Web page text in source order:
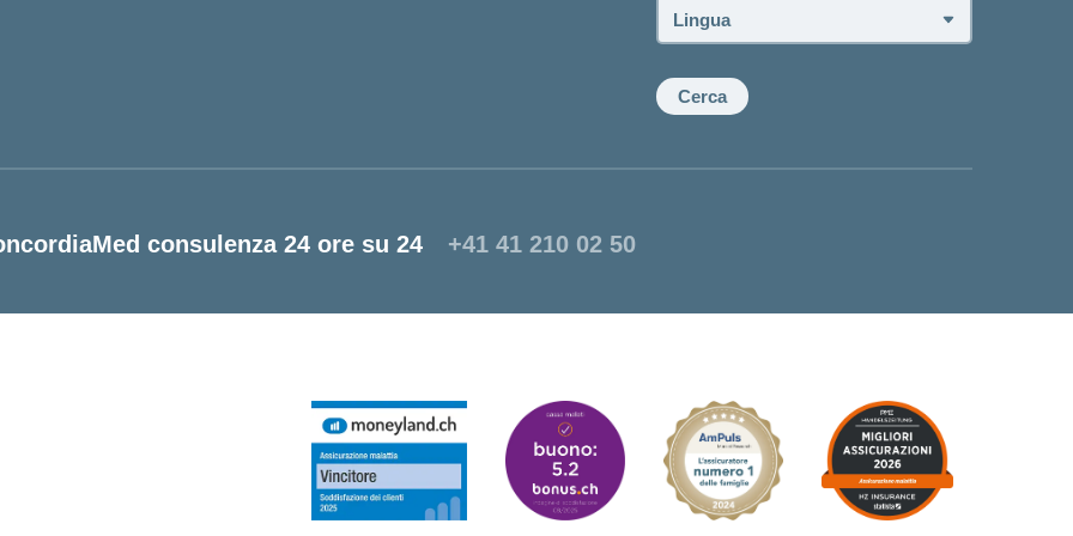
Cerca
consulenza 24 ore su 24 +41 41 210 02 50